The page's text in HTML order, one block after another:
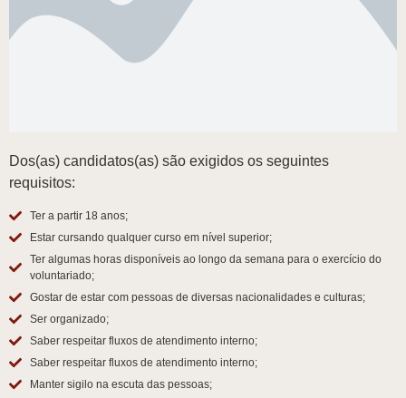
Dos(as) candidatos(as) são exigidos os seguintes
requisitos:
Ter a partir 18 anos;
Estar cursando qualquer curso em nível superior;
Ter algumas horas disponíveis ao longo da semana para o exercício do
voluntariado;
Gostar de estar com pessoas de diversas nacionalidades e culturas;
Ser organizado;
Saber respeitar fluxos de atendimento interno;
Saber respeitar fluxos de atendimento interno;
Manter sigilo na escuta das pessoas;